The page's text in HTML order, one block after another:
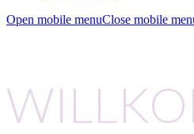
Open mobile menuClose mobile